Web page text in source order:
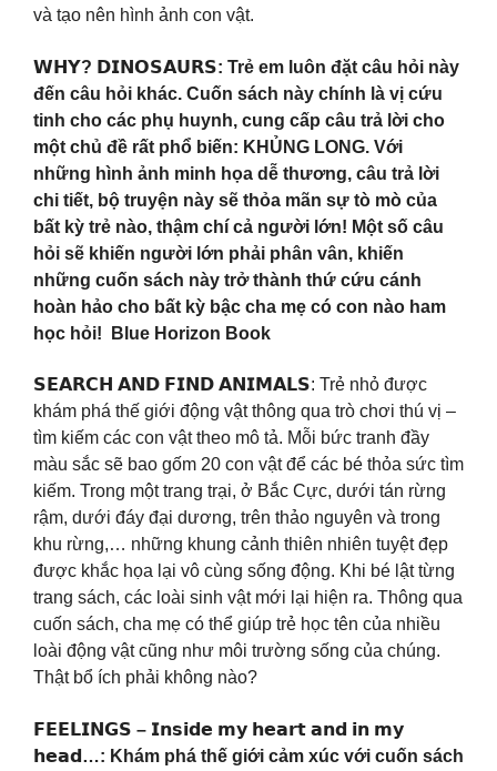
và tạo nên hình ảnh con vật.
𝗪𝗛𝗬? 𝗗𝗜𝗡𝗢𝗦𝗔𝗨𝗥𝗦: Trẻ em luôn đặt câu hỏi này
đến câu hỏi khác. Cuốn sách này chính là vị cứu
tinh cho các phụ huynh, cung cấp câu trả lời cho
một chủ đề rất phổ biến: KHỦNG LONG. Với
những hình ảnh minh họa dễ thương, câu trả lời
chi tiết, bộ truyện này sẽ thỏa mãn sự tò mò của
bất kỳ trẻ nào, thậm chí cả người lớn! Một số câu
hỏi sẽ khiến người lớn phải phân vân, khiến
những cuốn sách này trở thành thứ cứu cánh
hoàn hảo cho bất kỳ bậc cha mẹ có con nào ham
học hỏi! Blue Horizon Book
𝗦𝗘𝗔𝗥𝗖𝗛 𝗔𝗡𝗗 𝗙𝗜𝗡𝗗 𝗔𝗡𝗜𝗠𝗔𝗟𝗦: Trẻ nhỏ được
khám phá thế giới động vật thông qua trò chơi thú vị –
tìm kiếm các con vật theo mô tả. Mỗi bức tranh đầy
màu sắc sẽ bao gốm 20 con vật để các bé thỏa sức tìm
kiếm. Trong một trang trại, ở Bắc Cực, dưới tán rừng
rậm, dưới đáy đại dương, trên thảo nguyên và trong
khu rừng,… những khung cảnh thiên nhiên tuyệt đẹp
được khắc họa lại vô cùng sống động. Khi bé lật từng
trang sách, các loài sinh vật mới lại hiện ra. Thông qua
cuốn sách, cha mẹ có thể giúp trẻ học tên của nhiều
loài động vật cũng như môi trường sống của chúng.
Thật bổ ích phải không nào?
𝗙𝗘𝗘𝗟𝗜𝗡𝗚𝗦 – 𝗜𝗻𝘀𝗶𝗱𝗲 𝗺𝘆 𝗵𝗲𝗮𝗿𝘁 𝗮𝗻𝗱 𝗶𝗻 𝗺𝘆
𝗵𝗲𝗮𝗱…: Khám phá thế giới cảm xúc với cuốn sách